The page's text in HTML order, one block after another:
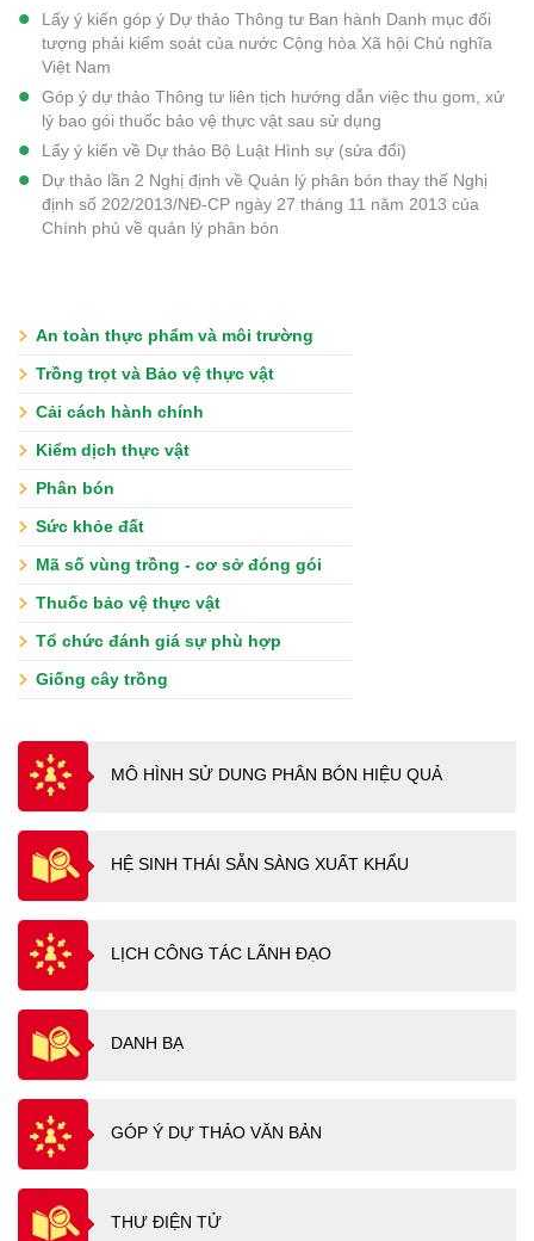
Lấy ý kiến góp ý Dự thảo Thông tư Ban hành Danh mục đối
tượng phải kiểm soát của nước Cộng hòa Xã hội Chủ nghĩa
Việt Nam
Góp ý dự thảo Thông tư liên tịch hướng dẫn việc thu gom, xử
lý bao gói thuốc bảo vệ thực vật sau sử dụng
Lấy ý kiến về Dự thảo Bộ Luật Hình sự (sửa đổi)
Dự thảo lần 2 Nghị định về Quản lý phân bón thay thế Nghị
định số 202/2013/NĐ-CP ngày 27 tháng 11 năm 2013 của
Chính phủ về quản lý phân bón
An toàn thực phẩm và môi trường
Trồng trọt và Bảo vệ thực vật
Cải cách hành chính
Kiểm dịch thực vật
Phân bón
Sức khỏe đất
Mã số vùng trồng - cơ sở đóng gói
Thuốc bảo vệ thực vật
Tổ chức đánh giá sự phù hợp
Giống cây trồng
MÔ HÌNH SỬ DUNG PHÂN BÓN HIỆU QUẢ
HỆ SINH THÁI SẴN SÀNG XUẤT KHẨU
LỊCH CÔNG TÁC LÃNH ĐẠO
DANH BẠ
GÓP Ý DỰ THẢO VĂN BẢN
THƯ ĐIỆN TỬ